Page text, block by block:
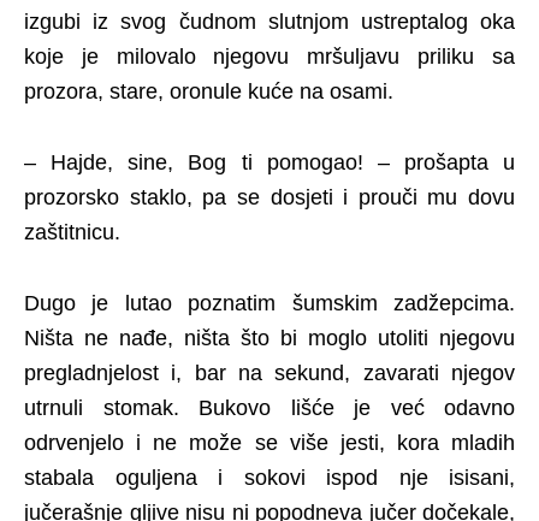
izgubi iz svog čudnom slutnjom ustreptalog oka
koje je milovalo njegovu mršuljavu priliku sa
prozora, stare, oronule kuće na osami.
– Hajde, sine, Bog ti pomogao! – prošapta u
prozorsko staklo, pa se dosjeti i prouči mu dovu
zaštitnicu.
Dugo je lutao poznatim šumskim zadžepcima.
Ništa ne nađe, ništa što bi moglo utoliti njegovu
pregladnjelost i, bar na sekund, zavarati njegov
utrnuli stomak. Bukovo lišće je već odavno
odrvenjelo i ne može se više jesti, kora mladih
stabala oguljena i sokovi ispod nje isisani,
jučerašnje gljive nisu ni popodneva jučer dočekale,